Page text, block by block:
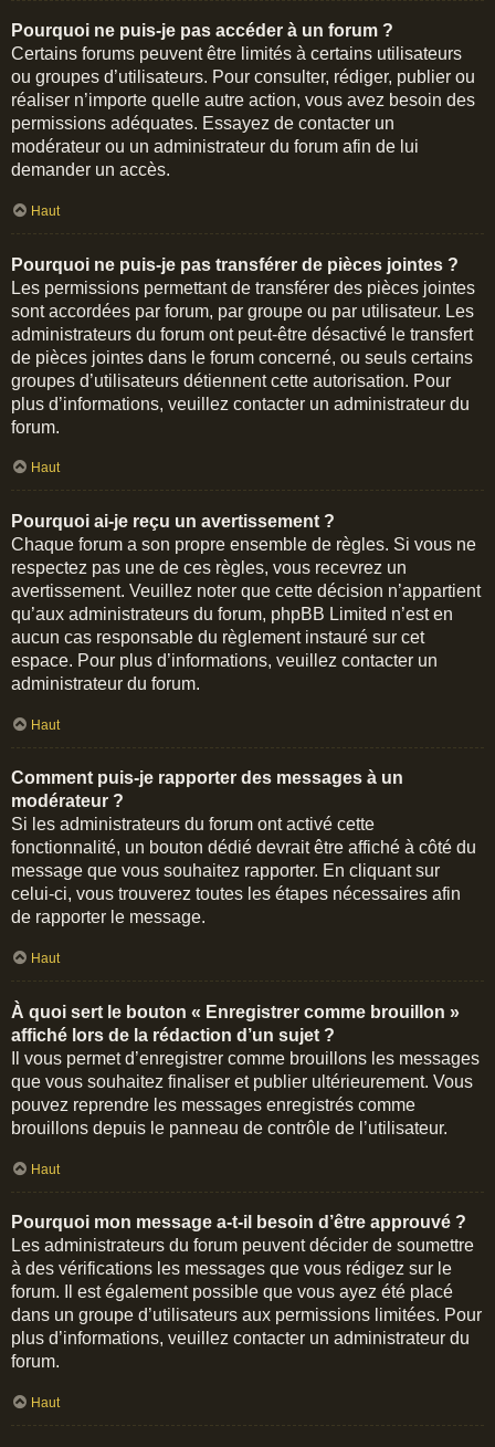
Pourquoi ne puis-je pas accéder à un forum ?
Certains forums peuvent être limités à certains utilisateurs
ou groupes d’utilisateurs. Pour consulter, rédiger, publier ou
réaliser n’importe quelle autre action, vous avez besoin des
permissions adéquates. Essayez de contacter un
modérateur ou un administrateur du forum afin de lui
demander un accès.
Haut
Pourquoi ne puis-je pas transférer de pièces jointes ?
Les permissions permettant de transférer des pièces jointes
sont accordées par forum, par groupe ou par utilisateur. Les
administrateurs du forum ont peut-être désactivé le transfert
de pièces jointes dans le forum concerné, ou seuls certains
groupes d’utilisateurs détiennent cette autorisation. Pour
plus d’informations, veuillez contacter un administrateur du
forum.
Haut
Pourquoi ai-je reçu un avertissement ?
Chaque forum a son propre ensemble de règles. Si vous ne
respectez pas une de ces règles, vous recevrez un
avertissement. Veuillez noter que cette décision n’appartient
qu’aux administrateurs du forum, phpBB Limited n’est en
aucun cas responsable du règlement instauré sur cet
espace. Pour plus d’informations, veuillez contacter un
administrateur du forum.
Haut
Comment puis-je rapporter des messages à un
modérateur ?
Si les administrateurs du forum ont activé cette
fonctionnalité, un bouton dédié devrait être affiché à côté du
message que vous souhaitez rapporter. En cliquant sur
celui-ci, vous trouverez toutes les étapes nécessaires afin
de rapporter le message.
Haut
À quoi sert le bouton « Enregistrer comme brouillon »
affiché lors de la rédaction d’un sujet ?
Il vous permet d’enregistrer comme brouillons les messages
que vous souhaitez finaliser et publier ultérieurement. Vous
pouvez reprendre les messages enregistrés comme
brouillons depuis le panneau de contrôle de l’utilisateur.
Haut
Pourquoi mon message a-t-il besoin d’être approuvé ?
Les administrateurs du forum peuvent décider de soumettre
à des vérifications les messages que vous rédigez sur le
forum. Il est également possible que vous ayez été placé
dans un groupe d’utilisateurs aux permissions limitées. Pour
plus d’informations, veuillez contacter un administrateur du
forum.
Haut